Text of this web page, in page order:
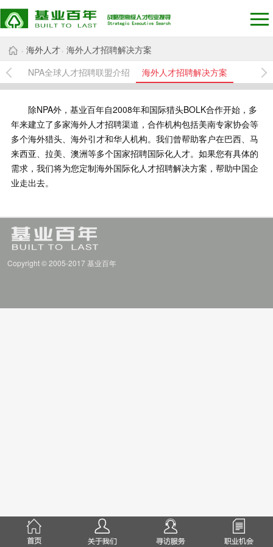
› 海外人才 › 海外人才招聘解决方案
NPA全球人才招聘联盟介绍
海外人才招聘解决方案
除NPA外，基业百年自2008年和国际猎头BOLK合作开始，多
年来建立了多家海外人才招聘渠道，合作机构包括美南专家协会等
多个海外猎头、海外引才和华人机构。我们曾帮助客户在巴西、马
来西亚、拉美、澳洲等多个国家招聘国际化人才。如果您有具体的
需求，我们将为您定制海外国际化人才招聘解决方案，帮助中国企
业走出去。
Copyright © 2005-2017 基业百年